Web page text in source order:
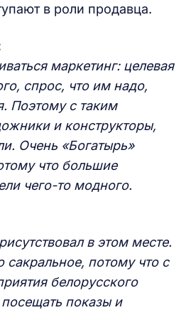
в роли продавца.
маркетинг: целевая
спрос, что им надо,
Поэтому с таким
и конструкторы,
Очень «Богатырь»
что большие
чего-то модного.
в этом месте.
сакральное, потому что с
белорусского
показы и